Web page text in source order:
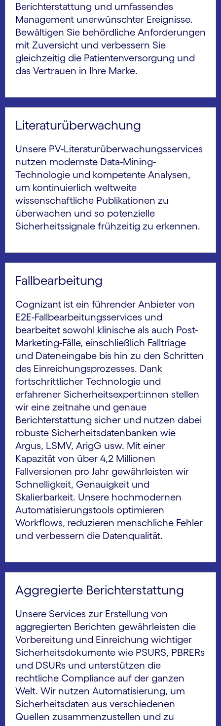
Berichterstattung und umfassendes
Management unerwünschter Ereignisse.
Bewältigen Sie behördliche Anforderungen
mit Zuversicht und verbessern Sie
gleichzeitig die Patientenversorgung und
das Vertrauen in Ihre Marke.
Literaturüberwachung
Unsere PV-Literaturüberwachungsservices
nutzen modernste Data-Mining-
Technologie und kompetente Analysen,
um kontinuierlich weltweite
wissenschaftliche Publikationen zu
überwachen und so potenzielle
Sicherheitssignale frühzeitig zu erkennen.
Fallbearbeitung
Cognizant ist ein führender Anbieter von
E2E-Fallbearbeitungsservices und
bearbeitet sowohl klinische als auch Post-
Marketing-Fälle, einschließlich Falltriage
und Dateneingabe bis hin zu den Schritten
des Einreichungsprozesses. Dank
fortschrittlicher Technologie und
erfahrener Sicherheitsexpert:innen stellen
wir eine zeitnahe und genaue
Berichterstattung sicher und nutzen dabei
robuste Sicherheitsdatenbanken wie
Argus, LSMV, ArigG usw. Mit einer
Kapazität von über 4,2 Millionen
Fallversionen pro Jahr gewährleisten wir
Schnelligkeit, Genauigkeit und
Skalierbarkeit. Unsere hochmodernen
Automatisierungstools optimieren
Workflows, reduzieren menschliche Fehler
und verbessern die Datenqualität.
Aggregierte Berichterstattung
Unsere Services zur Erstellung von
aggregierten Berichten gewährleisten die
Vorbereitung und Einreichung wichtiger
Sicherheitsdokumente wie PSURS, PBRERs
und DSURs und unterstützen die
rechtliche Compliance auf der ganzen
Welt. Wir nutzen Automatisierung, um
Sicherheitsdaten aus verschiedenen
Quellen zusammenzustellen und zu